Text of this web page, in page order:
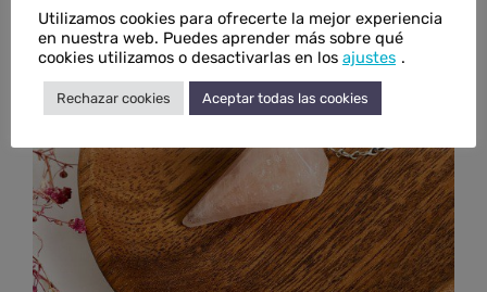
Utilizamos cookies para ofrecerte la mejor experiencia
en nuestra web. Puedes aprender más sobre qué
cookies utilizamos o desactivarlas en los ajustes .
Rechazar cookies Aceptar todas las cookies